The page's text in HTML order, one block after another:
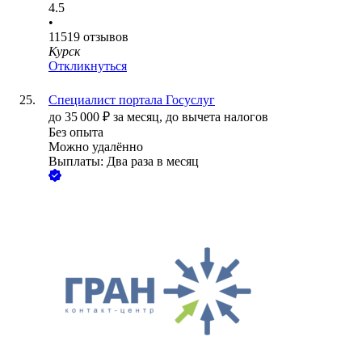
4.5
•
11519 отзывов
Курск
Откликнуться
Специалист портала Госуслуг
до 35 000 ₽ за месяц, до вычета налогов
Без опыта
Можно удалённо
Выплаты: Два раза в месяц